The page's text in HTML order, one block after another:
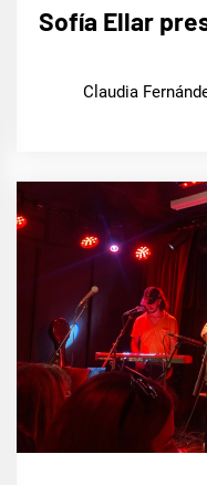
Sofía Ellar
Claudia